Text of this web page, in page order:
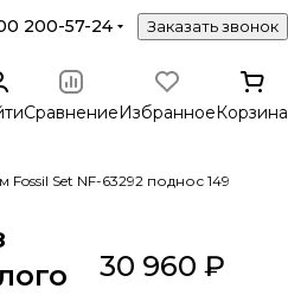
200-57-24 Заказать звонок
СравнениеИзбранноеКорзина
Set NF-63292 поднос 149
30 960 ₽